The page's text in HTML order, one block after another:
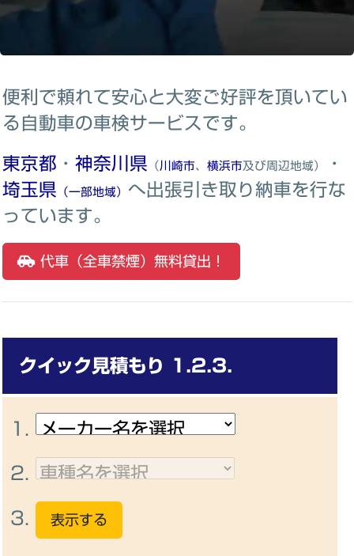
便利で頼れて安心と大変ご好評を頂いてい
る自動車の車検サービスです。
東京都 ・ 神奈川県 （ 川崎市、 横浜市及び周辺地域）
・
埼玉県 （一部地域） へ出張引き取り納車を行な
っています。
代車（全車禁煙）無料貸出！
クイック見積もり 1.2.3.
1.
2.
3.